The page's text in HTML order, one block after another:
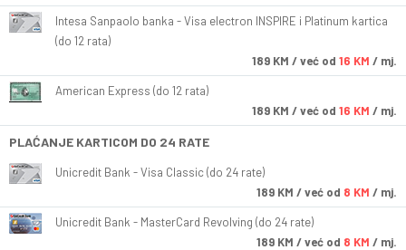
Intesa Sanpaolo banka - Visa electron INSPIRE i Platinum kartica
(do 12 rata)
189 KM / već od 16 KM / mj.
American Express (do 12 rata)
189 KM / već od 16 KM / mj.
PLAĆANJE KARTICOM DO 24 RATE
Unicredit Bank - Visa Classic (do 24 rate)
189 KM / već od 8 KM / mj.
Unicredit Bank - MasterCard Revolving (do 24 rate)
189 KM / već od 8 KM / mj.